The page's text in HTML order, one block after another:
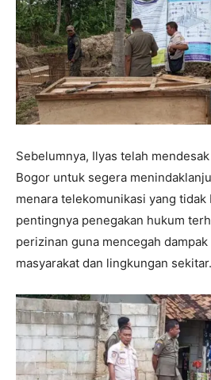
Sebelumnya, Ilyas telah
Bogor untuk segera
menara telekomunikasi yang tidak
pentingnya penegakan hukum
perizinan guna mencegah
masyarakat dan lingkungan sekitar.